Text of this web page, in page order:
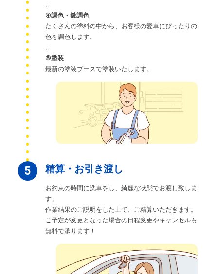
↓
④調色・微調色
たくさんの塗料の中から、お客様の愛車にぴったりの
色を調色します。
↓
⑤塗装
最新の塗装ブースで塗装いたします。
5 精算・お引き渡し
お約束の時間に洗車をし、綺麗な状態でお渡し致しま
す。
作業結果のご説明をした上で、ご精算いただきます。
ご予定が変更となった場合の日程変更やキャンセルも
無料で承ります！